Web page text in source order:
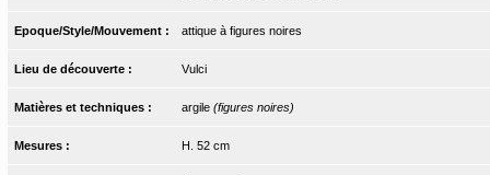
Epoque/Style/Mouvement : attique à figures noires
Lieu de découverte : Vulci
Matières et techniques : argile (figures noires)
Mesures : H. 52 cm